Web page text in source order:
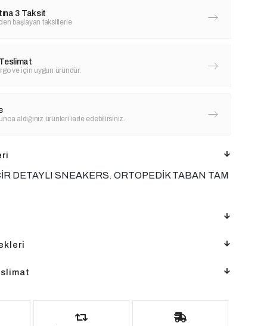
3 Taksit
başlayan taksitlerle
ve için uygun üründür.
aldığınız ürünleri iade edebilirsiniz.
DETAYLI SNEAKERS. ORTOPEDİK TABAN TAM